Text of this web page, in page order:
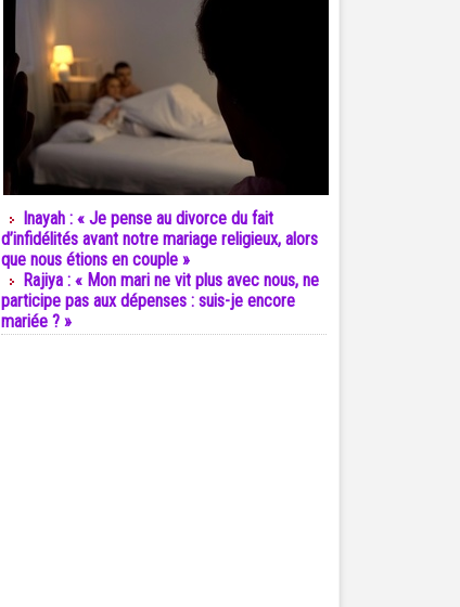
Inayah : « Je pense au divorce du fait
d’infidélités avant notre mariage religieux, alors
que nous étions en couple »
Rajiya : « Mon mari ne vit plus avec nous, ne
participe pas aux dépenses : suis-je encore
mariée ? »